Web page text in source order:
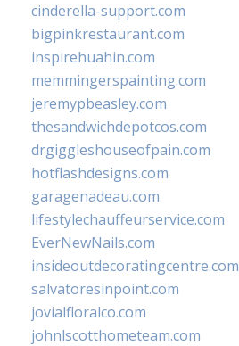
cinderella-support.com
bigpinkrestaurant.com
inspirehuahin.com
memmingerspainting.com
jeremypbeasley.com
thesandwichdepotcos.com
drgiggleshouseofpain.com
hotflashdesigns.com
garagenadeau.com
lifestylechauffeurservice.com
EverNewNails.com
insideoutdecoratingcentre.com
salvatoresinpoint.com
jovialfloralco.com
johnlscotthometeam.com